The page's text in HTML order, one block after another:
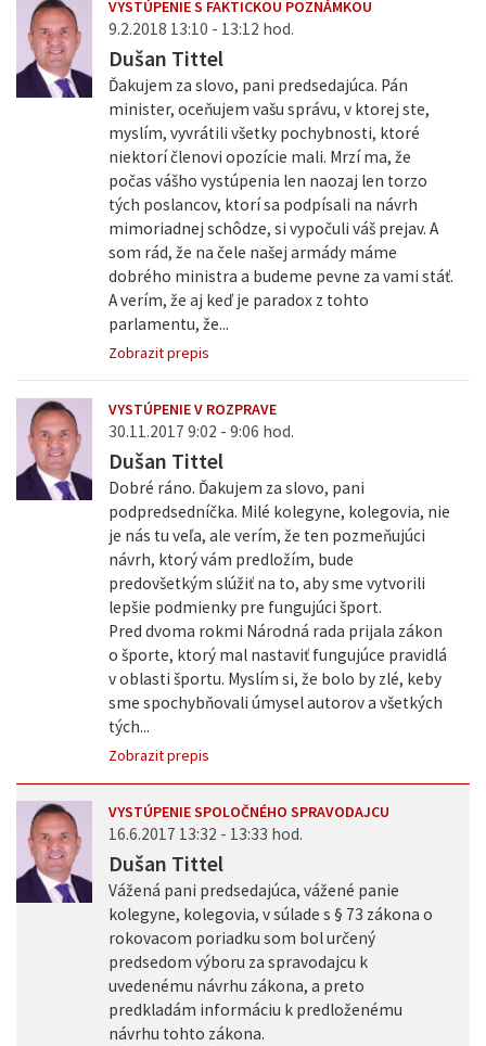
VYSTÚPENIE S FAKTICKOU POZNÁMKOU
9.2.2018 13:10 - 13:12 hod.
Dušan Tittel
Ďakujem za slovo, pani predsedajúca. Pán
minister, oceňujem vašu správu, v ktorej ste,
myslím, vyvrátili všetky pochybnosti, ktoré
niektorí členovi opozície mali. Mrzí ma, že
počas vášho vystúpenia len naozaj len torzo
tých poslancov, ktorí sa podpísali na návrh
mimoriadnej schôdze, si vypočuli váš prejav. A
som rád, že na čele našej armády máme
dobrého ministra a budeme pevne za vami stáť.
A verím, že aj keď je paradox z tohto
parlamentu, že...
Zobrazit prepis
VYSTÚPENIE V ROZPRAVE
30.11.2017 9:02 - 9:06 hod.
Dušan Tittel
Dobré ráno. Ďakujem za slovo, pani
podpredsedníčka. Milé kolegyne, kolegovia, nie
je nás tu veľa, ale verím, že ten pozmeňujúci
návrh, ktorý vám predložím, bude
predovšetkým slúžiť na to, aby sme vytvorili
lepšie podmienky pre fungujúci šport.
Pred dvoma rokmi Národná rada prijala zákon
o športe, ktorý mal nastaviť fungujúce pravidlá
v oblasti športu. Myslím si, že bolo by zlé, keby
sme spochybňovali úmysel autorov a všetkých
tých...
Zobrazit prepis
VYSTÚPENIE SPOLOČNÉHO SPRAVODAJCU
16.6.2017 13:32 - 13:33 hod.
Dušan Tittel
Vážená pani predsedajúca, vážené panie
kolegyne, kolegovia, v súlade s § 73 zákona o
rokovacom poriadku som bol určený
predsedom výboru za spravodajcu k
uvedenému návrhu zákona, a preto
predkladám informáciu k predloženému
návrhu tohto zákona.